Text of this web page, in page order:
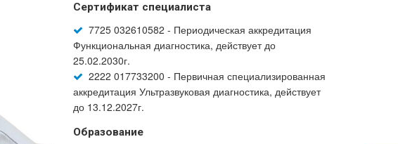
Сертификат специалиста
7725 032610582 - Периодическая аккредитация
Функциональная диагностика, действует до
25.02.2030г.
2222 017733200 - Первичная специализированная
аккредитация Ультразвуковая диагностика, действует
до 13.12.2027г.
Образование